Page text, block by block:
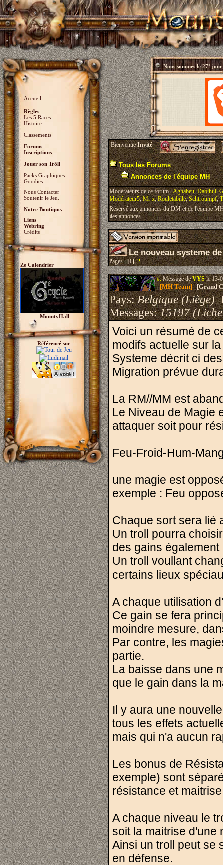
Accueil
Règles
Les 5 Races
Histoire
Classements
Forums
Inscriptions
Jouer son Trõll
Packs Graphiques
Goodies
Nous Contacter
Soutenir le Jeu.
Notre Boutique.
Liens
Webring
Crédits
Ze Calendrier
MountyHall
Référencé sur
Nous sommes le27° jour
BienvenueInvité
Tous les Forums
Annonces de l'équipe MH
Modérateurs de ce forum :Aghabeu,Dabihul,
Modérateur5,Mr x,Rouletabille,Schtroumpf,
Réservé aux annonces du DM et de l'équipe
des annonces.
Le nouveau systeme
Pages :[1],2
#.Message deVYSle 13-
[MH Team][Grand
Pays:Belgique (Liège)
Messages:15197
Voici un résumé de
modifs actuelle sur
Systeme décrit ci
Migration prévue
La RM//MM est
Le Niveau de Magie
attaquer soit pour
Feu-Froid-Hum-
une magie est
exemple : Feu
Chaque sort sera lié
Un troll pourra
des gains
Un troll voullant
certains lieux
A chaque utilisation
Ce gain se fera
moindre mesure,
Par contre, les
partie.
La baisse dans une
que le gain dans la
Il y aura une
tous les effets
mais qui n'a aucun
Les bonus de
exemple) sont
résistance et
A chaque niveau le
soit la maitrise d'une
Ainsi un troll peut se
en défense.